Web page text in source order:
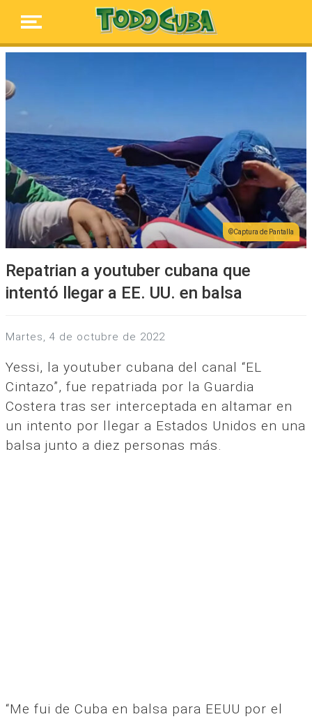
Captura de Pantalla
Repatrian a youtuber cubana que
intentó llegar a EE. UU. en balsa
martes, 4 de octubre de 2022
Yessi, la youtuber cubana del canal “EL
Cintazo”, fue repatriada por la Guardia
Costera tras ser interceptada en altamar en
un intento por llegar a Estados Unidos en una
balsa junto a diez personas más.
“Me fui de Cuba en balsa para EEUU por el